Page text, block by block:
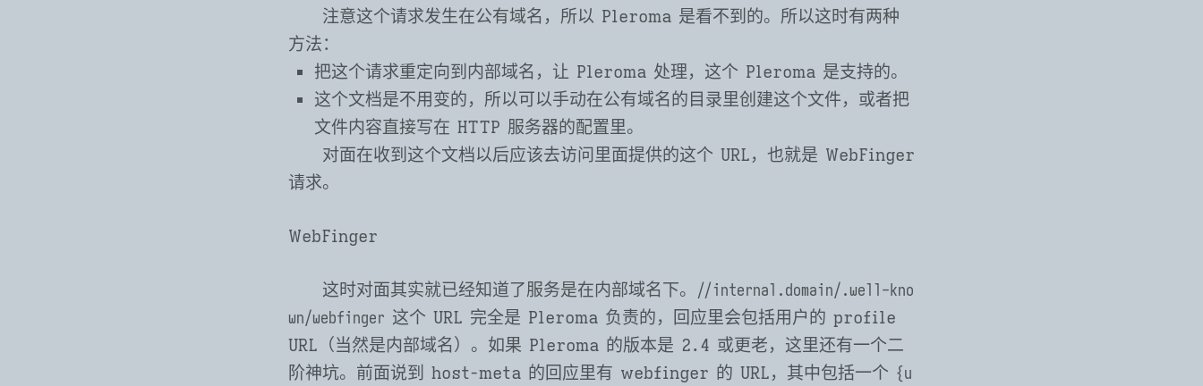
注意这个请求发生在公有域名，所以 Pleroma 是看不到的。所以这时有两种
方法：
把这个请求重定向到内部域名，让 Pleroma 处理，这个 Pleroma 是支持的。
这个文档是不用变的，所以可以手动在公有域名的目录里创建这个文件，或者把
文件内容直接写在 HTTP 服务器的配置里。
对面在收到这个文档以后应该去访问里面提供的这个 URL，也就是 WebFinger
请求。
WebFinger
这时对面其实就已经知道了服务是在内部域名下。
//internal.domain/.well-kno
wn/webfinger 这个 URL 完全是 Pleroma 负责的，回应里会包括用户的 profile
URL（当然是内部域名）。如果 Pleroma 的版本是 2.4 或更老，这里还有一个二
阶神坑。前面说到 host-meta 的回应里有 webfinger 的 URL，其中包括一个 {u